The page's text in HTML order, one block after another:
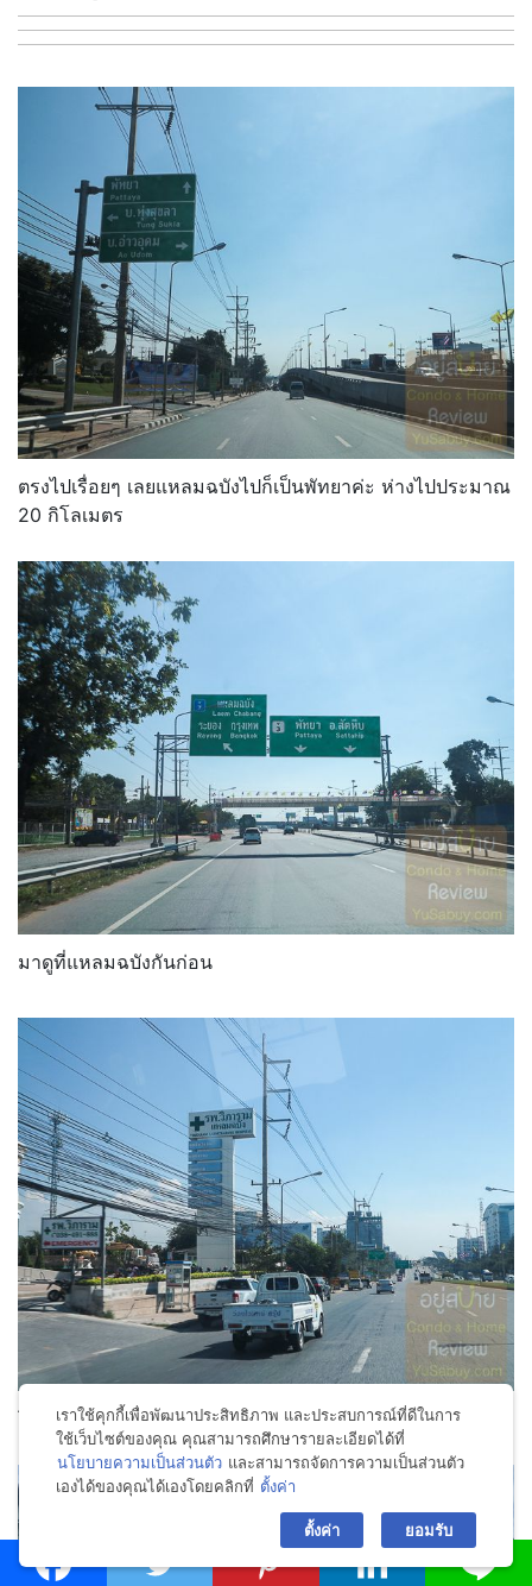
ตรงไปเรื่อยๆ เลยแหลมฉบังไปก็เป็นพัทยาค่ะ ห่างไปประมาณ
20 กิโลเมตร
มาดูที่แหลมฉบังกันก่อน
โรงพยาบาลวิภาราม แหลมฉบัง
เราใช้คุกกี้เพื่อพัฒนาประสิทธิภาพ และประสบการณ์ที่ดีในการ
ใช้เว็บไซต์ของคุณ คุณสามารถศึกษารายละเอียดได้ที่
นโยบายความเป็นส่วนตัว และสามารถจัดการความเป็นส่วนตัว
เองได้ของคุณได้เองโดยคลิกที่ ตั้งค่า
ตั้งค่า ยอมรับ